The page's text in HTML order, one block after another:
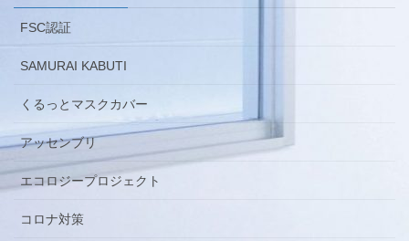
FSC認証
SAMURAI KABUTI
くるっとマスクカバー
アッセンブリ
エコロジープロジェクト
コロナ対策